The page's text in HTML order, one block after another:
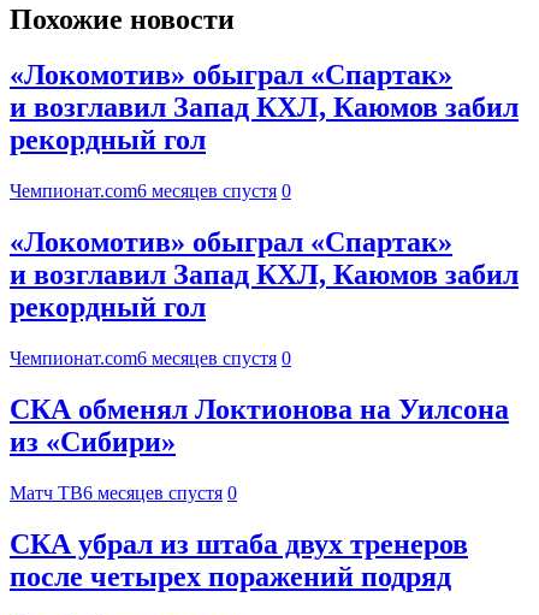
Похожие новости
«Локомотив» обыграл «Спартак»
и возглавил Запад КХЛ, Каюмов забил
рекордный гол
Чемпионат.com6 месяцев спустя 0
«Локомотив» обыграл «Спартак»
и возглавил Запад КХЛ, Каюмов забил
рекордный гол
Чемпионат.com6 месяцев спустя 0
СКА обменял Локтионова на Уилсона
из «Сибири»
Матч ТВ6 месяцев спустя 0
СКА убрал из штаба двух тренеров
после четырех поражений подряд